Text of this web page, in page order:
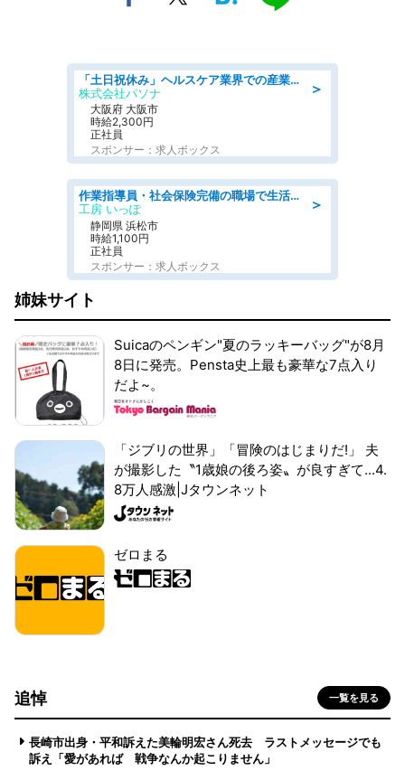
＞
「土日祝休み」ヘルスケア業界での産業保健師業務/看護師/高時給/要資格:正看護師
株式会社パソナ
大阪府 大阪市
時給2,300円
正社員
スポンサー：求人ボックス
＞
作業指導員・社会保険完備の職場で生活支援員
工房 いっぽ
静岡県 浜松市
時給1,100円
正社員
スポンサー：求人ボックス
姉妹サイト
Suicaのペンギン"夏のラッキーバッグ"が8月
8日に発売。Pensta史上最も豪華な7点入り
だよ~。
「ジブリの世界」「冒険のはじまりだ!」 夫
が撮影した〝1歳娘の後ろ姿〟が良すぎて...4.
8万人感激|Jタウンネット
ゼロまる
追悼 一覧を見る
長崎市出身・平和訴えた美輪明宏さん死去 ラストメッセージでも
訴え「愛があれば 戦争なんか起こりません」